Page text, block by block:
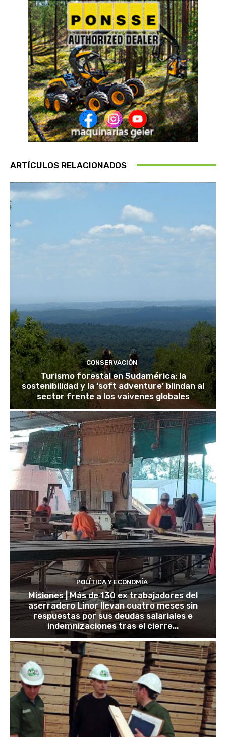
ARTÍCULOS RELACIONADOS
CONSERVACIÓN
Turismo forestal en Sudamérica: la
sostenibilidad y la ‘soft adventure’ blindan al
sector frente a los vaivenes globales
POLÍTICA Y ECONOMÍA
Misiones | Más de 130 ex trabajadores del
aserradero Linor llevan cuatro meses sin
respuestas por sus deudas salariales e
indemnizaciones tras el cierre...